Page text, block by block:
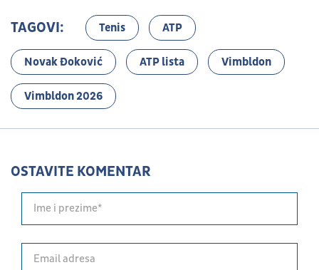
TAGOVI: Tenis ATP
Novak Đoković ATP lista Vimbldon
Vimbldon 2026
OSTAVITE KOMENTAR